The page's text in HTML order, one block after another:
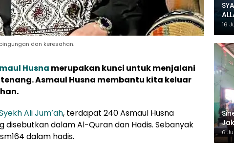
dan keresahan.
Husna merupakan kunci untuk menjalani
Asmaul Husna membantu kita keluar
Ali Jum’ah, terdapat 240 Asmaul Husna
dalam Al-Quran dan Hadis. Sebanyak
dalam hadis.
16
6